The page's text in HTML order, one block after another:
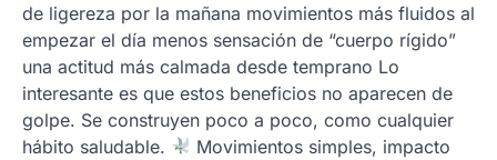
de ligereza por la mañana movimientos más fluidos al
empezar el día menos sensación de “cuerpo rígido”
una actitud más calmada desde temprano Lo
interesante es que estos beneficios no aparecen de
golpe. Se construyen poco a poco, como cualquier
hábito saludable.
Movimientos simples, impacto